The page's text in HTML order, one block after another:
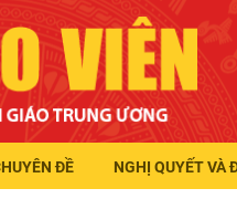
ĐỀ NGHỊ QUYẾT VÀ